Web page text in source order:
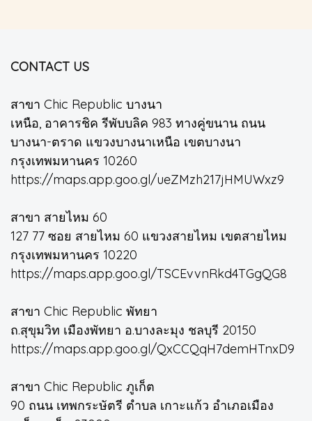
CONTACT US
สาขา Chic Republic บางนา
เหนือ, อาคารชิค รีพับบลิค 983 ทางคู่ขนาน ถนน
บางนา-ตราด แขวงบางนาเหนือ เขตบางนา
กรุงเทพมหานคร 10260
https://maps.app.goo.gl/ueZMzh217jHMUWxz9
สาขา สายไหม 60
127 77 ซอย สายไหม 60 แขวงสายไหม เขตสายไหม
กรุงเทพมหานคร 10220
https://maps.app.goo.gl/TSCEvvnRkd4TGgQG8
สาขา Chic Republic พัทยา
ถ.สุขุมวิท เมืองพัทยา อ.บางละมุง ชลบุรี 20150
https://maps.app.goo.gl/QxCCQqH7demHTnxD9
สาขา Chic Republic ภูเก็ต
90 ถนน เทพกระษัตรี ตำบล เกาะแก้ว อำเภอเมือง